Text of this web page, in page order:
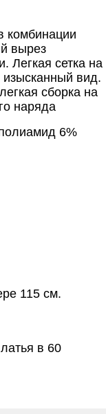
комбинации
вырез
Легкая сетка на
вид.
сборка на
наряда
6%
115 см.
в 60